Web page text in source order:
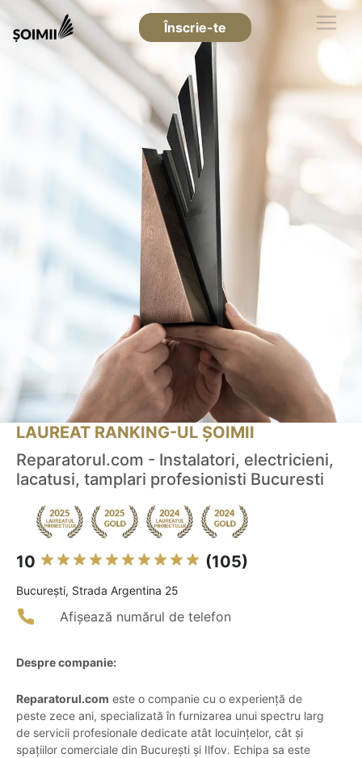
Înscrie-te
LAUREAT RANKING-UL ȘOIMII
Reparatorul.com - Instalatori, electricieni,
lacatusi, tamplari profesionisti Bucuresti
10 (105)
Bucureşti, Strada Argentina 25
Afișează numărul de telefon
Despre companie:
Reparatorul.com este o companie cu o experiență de
peste zece ani, specializată în furnizarea unui spectru larg
de servicii profesionale dedicate atât locuințelor, cât și
spațiilor comerciale din București și Ilfov. Echipa sa este